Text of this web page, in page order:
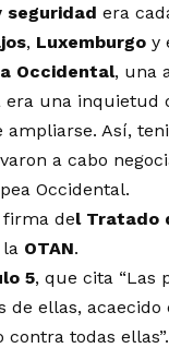
seguridad era
, Luxemburgo y
Occidental, una
una inquietud
Así,
a cabo
Occidental.
firma del Tratado
la OTAN.
5, que cita “Las
de ellas,
todas ellas”.